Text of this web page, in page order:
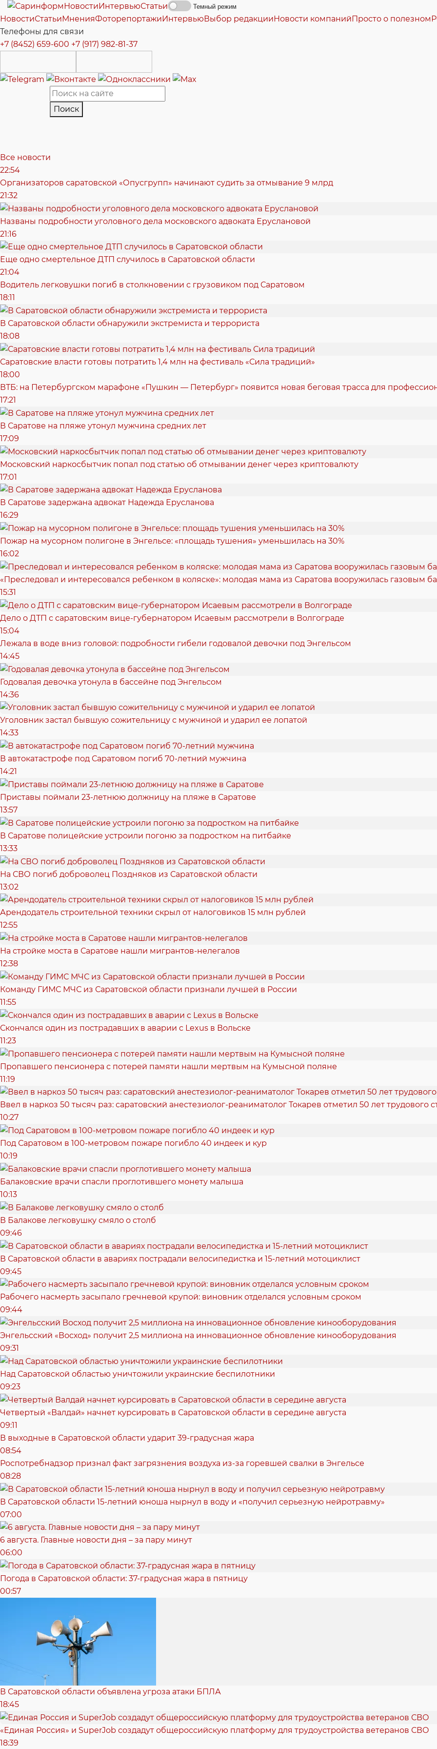
НовостиИнтервьюСтатьи Темный режим
НовостиСтатьиМненияФоторепортажиИнтервьюВыбор редакцииНовости компанийПросто о полезном
Телефоны для связи
+7 (8452) 659-600 +7 (917) 982-81-37
Поиск
Все новости
22:54
Организаторов саратовской «Опусгрупп» начинают судить за отмывание 9 млрд
21:32
Названы подробности уголовного дела московского адвоката Еруслановой
21:16
Еще одно смертельное ДТП случилось в Саратовской области
21:04
Водитель легковушки погиб в столкновении с грузовиком под Саратовом
18:11
В Саратовской области обнаружили экстремиста и террориста
18:08
Саратовские власти готовы потратить 1,4 млн на фестиваль «Сила традиций»
18:00
ВТБ: на Петербургском марафоне «Пушкин — Петербург» появится новая беговая трасса для
17:21
В Саратове на пляже утонул мужчина средних лет
17:09
Московский наркосбытчик попал под статью об отмывании денег через криптовалюту
17:01
В Саратове задержана адвокат Надежда Ерусланова
16:29
Пожар на мусорном полигоне в Энгельсе: «площадь тушения» уменьшилась на 30%
16:02
«Преследовал и интересовался ребенком в коляске»: молодая мама из Саратова вооружилась газовым
15:31
Дело о ДТП с саратовским вице-губернатором Исаевым рассмотрели в Волгограде
15:04
Лежала в воде вниз головой: подробности гибели годовалой девочки под Энгельсом
14:45
Годовалая девочка утонула в бассейне под Энгельсом
14:36
Уголовник застал бывшую сожительницу с мужчиной и ударил ее лопатой
14:33
В автокатастрофе под Саратовом погиб 70-летний мужчина
14:21
Приставы поймали 23-летнюю должницу на пляже в Саратове
13:57
В Саратове полицейские устроили погоню за подростком на питбайке
13:33
На СВО погиб доброволец Поздняков из Саратовской области
13:02
Арендодатель строительной техники скрыл от налоговиков 15 млн рублей
12:55
На стройке моста в Саратове нашли мигрантов-нелегалов
12:38
Команду ГИМС МЧС из Саратовской области признали лучшей в России
11:55
Скончался один из пострадавших в аварии c Lexus в Вольске
11:23
Пропавшего пенсионера с потерей памяти нашли мертвым на Кумысной поляне
11:19
Ввел в наркоз 50 тысяч раз: саратовский анестезиолог-реаниматолог Токарев отметил 50 лет трудового
10:27
Под Саратовом в 100-метровом пожаре погибло 40 индеек и кур
10:19
Балаковские врачи спасли проглотившего монету малыша
10:13
В Балакове легковушку смяло о столб
09:46
В Саратовской области в авариях пострадали велосипедистка и 15-летний мотоциклист
09:45
Рабочего насмерть засыпало гречневой крупой: виновник отделался условным сроком
09:44
Энгельсский «Восход» получит 2,5 миллиона на инновационное обновление кинооборудования
09:31
Над Саратовской областью уничтожили украинские беспилотники
09:23
Четвертый «Валдай» начнет курсировать в Саратовской области в середине августа
09:11
В выходные в Саратовской области ударит 39-градусная жара
08:54
Роспотребнадзор признал факт загрязнения воздуха из-за горевшей свалки в Энгельсе
08:28
В Саратовской области 15-летний юноша нырнул в воду и «получил серьезную нейротравму»
07:00
6 августа. Главные новости дня – за пару минут
06:00
Погода в Саратовской области: 37-градусная жара в пятницу
00:57
В Саратовской области объявлена угроза атаки БПЛА
18:45
«Единая Россия» и SuperJob создадут общероссийскую платформу для трудоустройства ветеранов СВО
18:39